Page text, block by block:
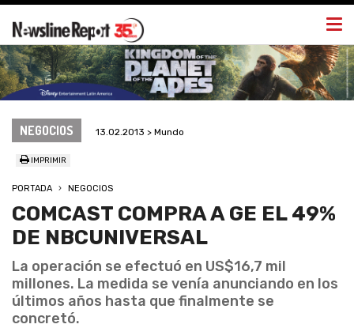
NEGOCIOS 13.02.2013 > Mundo
IMPRIMIR
PORTADA NEGOCIOS
COMCAST COMPRA A GE EL 49%
DE NBCUNIVERSAL
La operación se efectuó en US$16,7 mil
millones. La medida se venía anunciando en los
últimos años hasta que finalmente se
concretó.